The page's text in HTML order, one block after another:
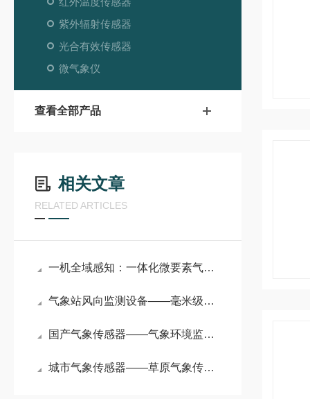
紫外辐射传感器
光合有效传感器
微气象仪
查看全部产品
相关文章
RELATED ARTICLES
一机全域感知：一体化微要素气象传感器的技术内核与应用全景
气象站风向监测设备——毫米级精度！气象传感器如何 “读懂” 每缕风
国产气象传感器——气象环境监测传感器：大气变化的 “敏锐捕手”
城市气象传感器——草原气象传感器：农业、园区的 “气象数据管家”